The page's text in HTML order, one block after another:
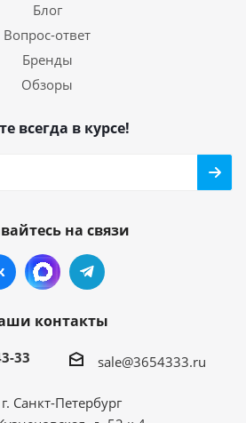
Блог
Вопрос-ответ
Бренды
Обзоры
всегда в курсе!
на связи
контакты
33 sale@3654333.ru
г. Санкт-Петербург